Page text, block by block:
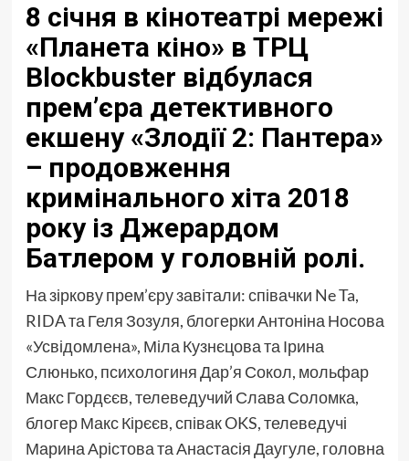
8 січня в кінотеатрі мережі
«Планета кіно» в ТРЦ
Blockbuster відбулася
прем’єра детективного
екшену «Злодії 2: Пантера»
– продовження
кримінального хіта 2018
року із Джерардом
Батлером у головній ролі.
На зіркову прем’єру завітали: співачки Ne Ta,
RIDA та Геля Зозуля, блогерки Антоніна Носова
«Усвідомлена», Міла Кузнєцова та Ірина
Слюнько, психологиня Дар’я Сокол, мольфар
Макс Гордєєв, телеведучий Слава Соломка,
блогер Макс Кірєєв, співак OKS, телеведучі
Марина Арістова та Анастасія Даугуле, головна